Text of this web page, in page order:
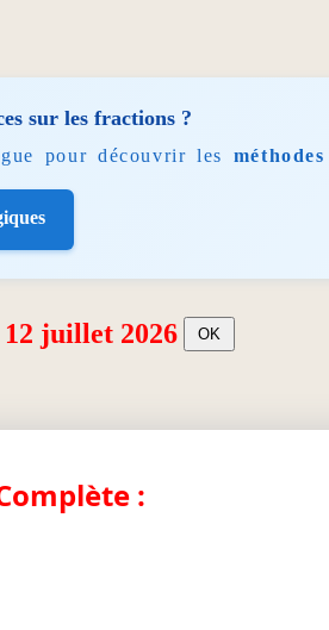
sur les fractions ?
pour découvrir les
juillet 2026
: